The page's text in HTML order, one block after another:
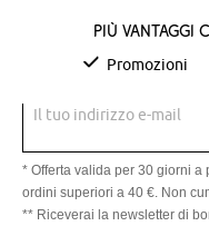
Più vantaggi
Promozioni
Il tuo indirizzo e-mail
* Offerta valida per 30 giorni
ordini superiori a 40 €. Non
** Riceverai la newsletter di